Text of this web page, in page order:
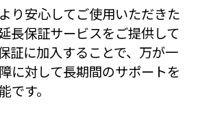
り安心してご使用いただきた
長保証サービスをご提供して
証に加入することで、万が一
に対して長期間のサポートを
です。